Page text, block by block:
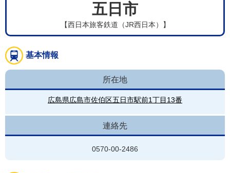
五日市
【西日本旅客鉄道（JR西日本）】
基本情報
所在地
広島県広島市佐伯区五日市駅前1丁目13番
連絡先
0570-00-2486